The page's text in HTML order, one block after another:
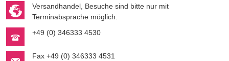
Versandhandel, Besuche sind bitte nur mit
Terminabsprache möglich.
+49 (0) 346333 4530
Fax +49 (0) 346333 4531